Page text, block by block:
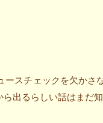
ースチェックを欠かさ
ら出るらしい話はまだ知